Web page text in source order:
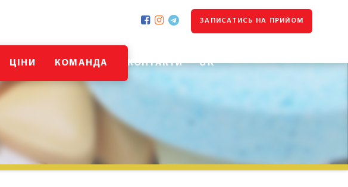
ЗАПИСАТИСЬ НА ПРИЙОМ
ЦІНИ КОМАНДА КОНТАКТИ UK